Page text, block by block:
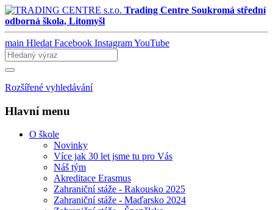
Trading Centre Soukromá střední
odborná škola, Litomyšl
main Hledat Facebook InstagramYouTube
Rozšířené vyhledávání
Hlavní menu
O škole
Novinky
Více jak 30 let jsme tu pro Vás
Náš tým
Akreditace Erasmus
Zahraniční stáže - Rakousko 2025
Zahraniční stáže - Maďarsko 2024